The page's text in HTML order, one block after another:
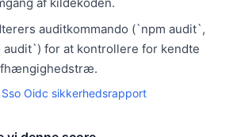
auditkommando (`npm audit`,
for at kontrollere for kendte
Sso Oidc sikkerhedsrapport